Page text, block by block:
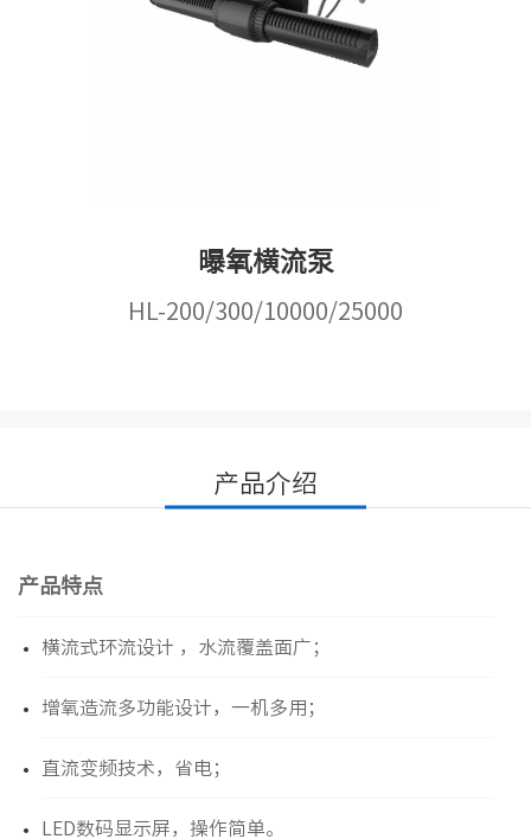
曝氧横流泵
HL-200/300/10000/25000
产品介绍
产品特点
横流式环流设计 ，水流覆盖面广；
增氧造流多功能设计，一机多用；
直流变频技术，省电；
LED数码显示屏，操作简单。